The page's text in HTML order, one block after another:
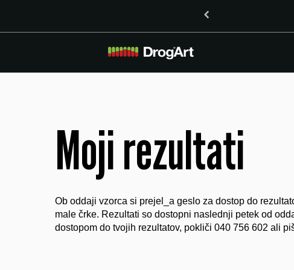
Moji rezultati
Ob oddaji vzorca si prejel_a geslo za dostop do
male črke. Rezultati so dostopni naslednji petek od
dostopom do tvojih rezultatov, pokliči 040 756 602 ali